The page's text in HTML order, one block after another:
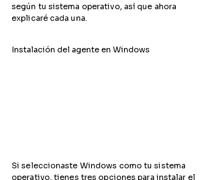
según tu sistema operativo, así que ahora
explicaré cada una.
Instalación del agente en Windows
Si seleccionaste Windows como tu sistema
operativo, tienes tres opciones para instalar el